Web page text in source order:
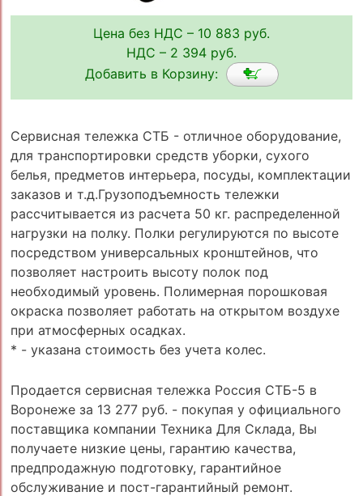
Цена без НДС – 10 883 руб.
НДС – 2 394 руб.
Добавить в Корзину:
Сервисная тележка СТБ - отличное оборудование,
для транспортировки средств уборки, сухого
белья, предметов интерьера, посуды, комплектации
заказов и т.д.Грузоподъемность тележки
рассчитывается из расчета 50 кг. распределенной
нагрузки на полку. Полки регулируются по высоте
посредством универсальных кронштейнов, что
позволяет настроить высоту полок под
необходимый уровень. Полимерная порошковая
окраска позволяет работать на открытом воздухе
при атмосферных осадках.
* - указана стоимость без учета колес.
Продается сервисная тележка Россия СТБ-5 в
Воронеже за 13 277 руб. - покупая у официального
поставщика компании Техника Для Склада, Вы
получаете низкие цены, гарантию качества,
предпродажную подготовку, гарантийное
обслуживание и пост-гарантийный ремонт.